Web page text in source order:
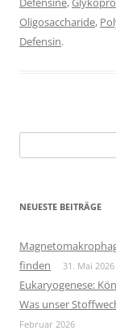
Oligosaccharide,
Defensin.
nach:
NEUESTE BEITRÄGE
finden
31. Mai 2026
Eukaryogenese:
Was unser
Februar 2026